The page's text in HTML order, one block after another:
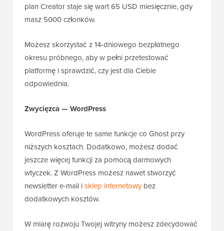
plan Creator staje się wart 65 USD miesięcznie, gdy
masz 5000 członków.
Możesz skorzystać z 14-dniowego bezpłatnego
okresu próbnego, aby w pełni przetestować
platformę i sprawdzić, czy jest dla Ciebie
odpowiednia.
Zwycięzca — WordPress
WordPress oferuje te same funkcje co Ghost przy
niższych kosztach. Dodatkowo, możesz dodać
jeszcze więcej funkcji za pomocą darmowych
wtyczek. Z WordPress możesz nawet stworzyć
newsletter e-mail isklep internetowybez
dodatkowych kosztów.
W miarę rozwoju Twojej witryny możesz zdecydować